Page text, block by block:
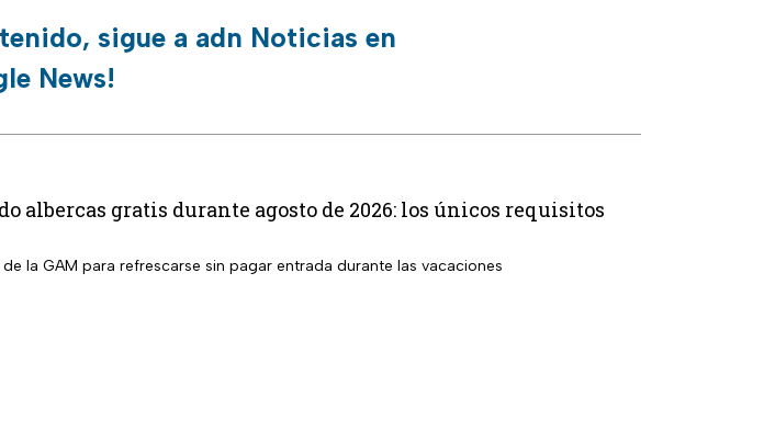
sigue a adn Noticias en
News!
albercas gratis durante agosto de 2026: los únicos requisitos
la GAM para refrescarse sin pagar entrada durante las vacaciones